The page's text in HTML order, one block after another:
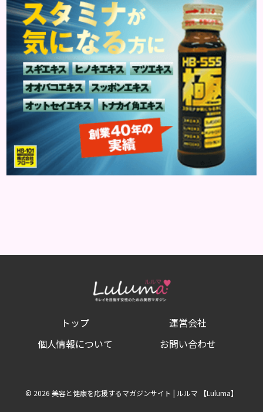
トップ
運営会社
個人情報について
お問い合わせ
© 2026 美容と健康を応援するマガジンサイト | ルルマ 【Luluma】